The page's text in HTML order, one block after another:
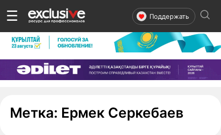
☰ Поддержать
Метка: Ермек Серкебаев